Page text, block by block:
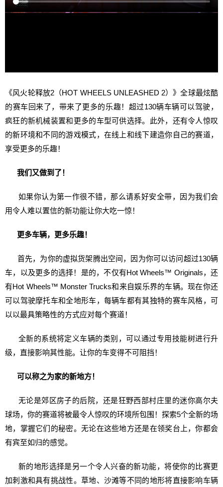
《风火轮释放2（HOT WHEELS UNLEASHED 2）》全球最炫酷
的赛车回来了，带来了更多的乐趣！超过130辆车辆可以驾驶，
疯狂的新机械装置和更多的车型可供选择。此外，还有令人惊叹
的新环境和不同的游戏模式，在线上和线下建造你自己的赛道，
享受更多的乐趣！
我们又做到了！
如果你认为第一作很不错，那么请系好安全带，因为我们会
用令人难以置信的新功能让你大吃一惊！
更多车辆，更多乐趣！
首先，为你的虚拟货架腾出空间，因为你可以访问超过130辆
车，以及更多的选择！是的，不仅有Hot Wheels™ Originals，还
有Hot Wheels™ Monster Trucks和来自娱乐界的车辆。现在你还
可以驾驶摩托车和全地形车，每辆车都有其独特的赛车风格，可
以以最具策略性的方式应对每个赛道！
全新的系统将定义车辆的类别，可以通过专用技能树进行升
级，直接影响其性能。让你的车变得不可阻挡！
可以称之为家的新地方！
无论是郊区房子的后院，还是狂野西部村庄里的迷你高尔夫
球场，你的赛道将被最令人惊叹的环境所包围！探索5个全新的场
地，掌握它们的秘密。无论在这些地方还是在领奖台上，你都会
有宾至如归的感觉。
新的地形选择是另一个令人兴奋的新功能，将使你的比赛更
加刺激和具有挑战性。草地、沙滩等不同的地形将直接影响车辆